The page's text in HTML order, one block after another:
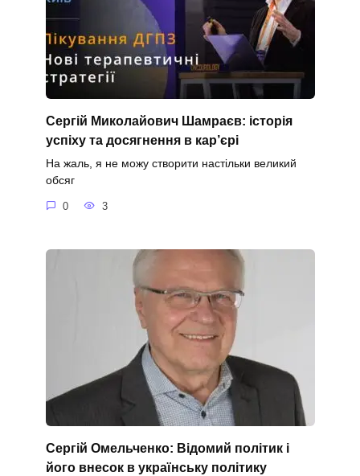
Сергій Миколайович Шамраєв: історія
успіху та досягнення в кар’єрі
На жаль, я не можу створити настільки великий
обсяг
0 3
Сергій Омельченко: Відомий політик і
його внесок в українську політику